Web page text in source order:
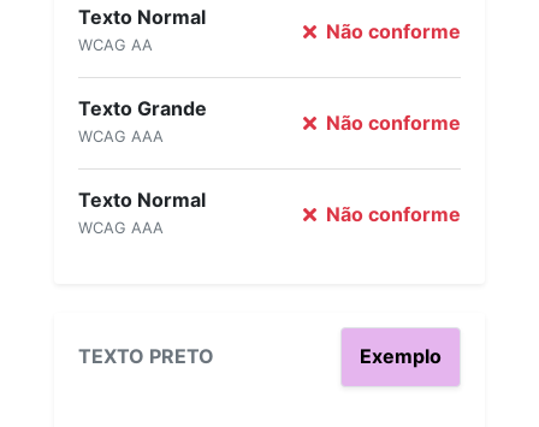
Texto Normal
WCAG AA
Não conforme
Texto Grande
WCAG AAA
Não conforme
Texto Normal
WCAG AAA
Não conforme
TEXTO PRETO Exemplo